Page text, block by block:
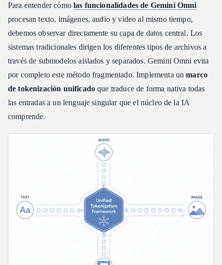
Para entender cómolas funcionalidades de Gemini Omni
procesan texto, imágenes, audio y video al mismo tiempo,
debemos observar directamente su capa de datos central. Los
sistemas tradicionales dirigen los diferentes tipos de archivos a
través de submodelos aislados y separados. Gemini Omni evita
por completo este método fragmentado. Implementa unmarco
de tokenización unificado que traduce de forma nativa todas
las entradas a un lenguaje singular que el núcleo de la IA
comprende.